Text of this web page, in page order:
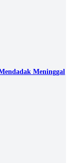
Meninggal